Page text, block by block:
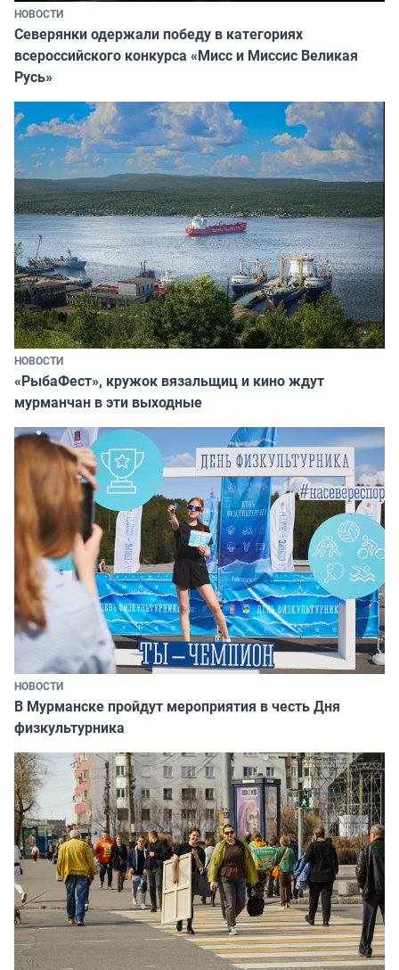
НОВОСТИ
Северянки одержали победу в категориях
всероссийского конкурса «Мисс и Миссис Великая
Русь»
НОВОСТИ
«РыбаФест», кружок вязальщиц и кино ждут
мурманчан в эти выходные
НОВОСТИ
В Мурманске пройдут мероприятия в честь Дня
физкультурника